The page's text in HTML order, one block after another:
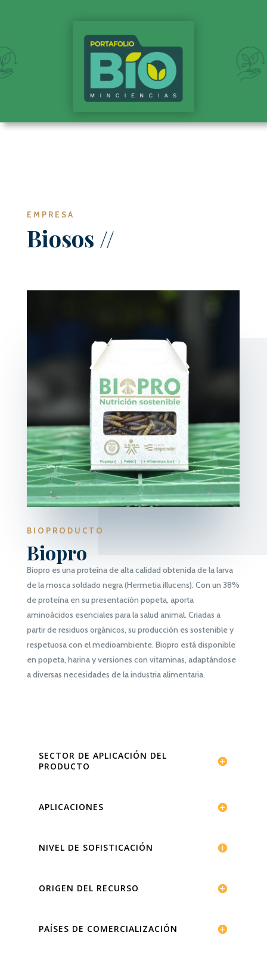
EMPRESA
Biosos //
BIOPRODUCTO
Biopro
Biopro es una proteína de alta calidad obtenida de la larva
de la moscasoldado negra(Hermetiaillucens). Con un 38%
de proteínaen su presentación popeta, aporta
aminoácidos esenciales para la salud animal. Criadas a
partir de residuos orgánicos, su producción es sostenible y
respetuosa con el medioambiente. Biopro está disponible
en popeta, harina y versiones con vitaminas, adaptándose
a diversas necesidades de la industria alimentaria.
SECTOR DE APLICACIÓN DEL
PRODUCTO
APLICACIONES
NIVEL DE SOFISTICACIÓN
ORIGEN DEL RECURSO
PAÍSES DE COMERCIALIZACIÓN